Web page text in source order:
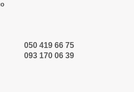
050 419 66 75
093 170 06 39